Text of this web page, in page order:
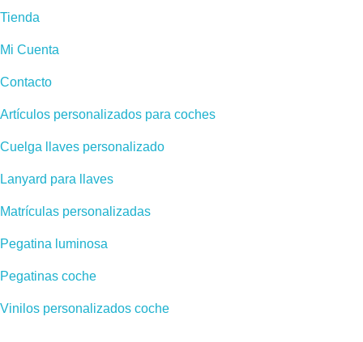
Tienda
Mi Cuenta
Contacto
Artículos personalizados para coches
Cuelga llaves personalizado
Lanyard para llaves
Matrículas personalizadas
Pegatina luminosa
Pegatinas coche
Vinilos personalizados coche